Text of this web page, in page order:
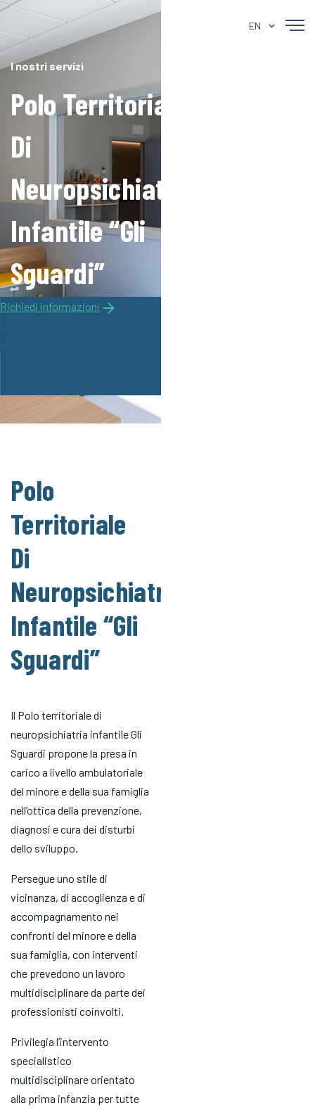
EN
I nostri servizi
Polo Territoriale
Di
Neuropsichiatria
Infantile “Gli
Sguardi”
Struttura ambulatoriale sanitaria per
Richiedi informazioni
Polo
Territoriale
Di
Neuropsichiatria
Infantile “Gli
Sguardi”
Il Polo territoriale di
neuropsichiatria infantile Gli
Sguardi propone la presa in
carico a livello ambulatoriale
del minore e della sua famiglia
nell’ottica della prevenzione,
diagnosi e cura dei disturbi
dello sviluppo.
Persegue uno stile di
vicinanza, di accoglienza e di
accompagnamento nei
confronti del minore e della
sua famiglia, con interventi
che prevedono un lavoro
multidisciplinare da parte dei
professionisti coinvolti.
Privilegia l’intervento
specialistico
multidisciplinare orientato
alla prima infanzia per tutte